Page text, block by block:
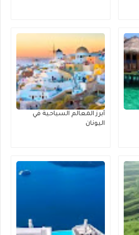
أبرز المعالم السياحية في
اليونان